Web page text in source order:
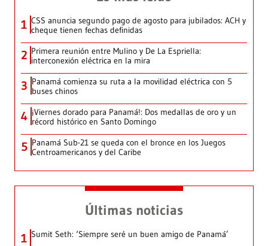
1 CSS anuncia segundo pago de agosto para jubilados: ACH y
cheque tienen fechas definidas
2 Primera reunión entre Mulino y De La Espriella:
interconexión eléctrica en la mira
3 Panamá comienza su ruta a la movilidad eléctrica con 5
buses chinos
4 ¡Viernes dorado para Panamá!: Dos medallas de oro y un
récord histórico en Santo Domingo
5 Panamá Sub-21 se queda con el bronce en los Juegos
Centroamericanos y del Caribe
Últimas noticias
1 Sumit Seth: ‘Siempre seré un buen amigo de Panamá’